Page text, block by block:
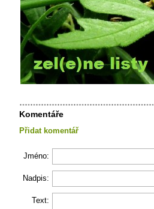
Komentáře
Přidat komentář
Jméno:
Nadpis:
Text: